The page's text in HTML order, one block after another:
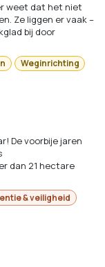
weet dat het niet
Ze liggen er vaak –
bij door
Weginrichting
De voorbije jaren
dan 21 hectare
& veiligheid